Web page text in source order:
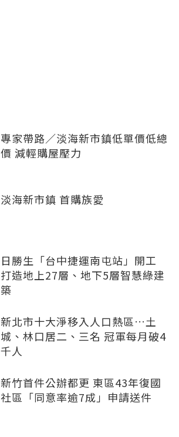
專家帶路／淡海新市鎮低單價低總
價 減輕購屋壓力
淡海新市鎮 首購族愛
日勝生「台中捷運南屯站」開工
打造地上27層、地下5層智慧綠建
築
新北市十大淨移入人口熱區…土
城、林口居二、三名 冠軍每月破4
千人
新竹首件公辦都更 東區43年復國
社區「同意率逾7成」申請送件